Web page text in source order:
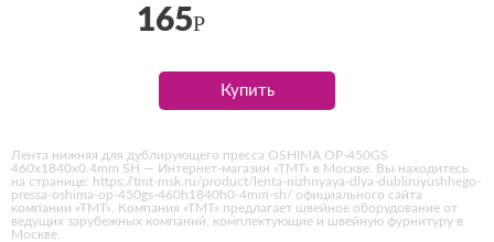
165Р
Купить
Лента нижняя для дублирующего пресса OSHIMA OP-450GS
460х1840х0.4mm SH — Интернет-магазин «ТМТ» в Москве. Вы находитесь
на странице: https://tmt-msk.ru/product/lenta-nizhnyaya-dlya-dubliruyushhego-
pressa-oshima-op-450gs-460h1840h0-4mm-sh/ официального сайта
компании «ТМТ». Компания «ТМТ» предлагает швейное оборудование от
ведущих зарубежных компаний, комплектующие и швейную фурнитуру в
Москве.